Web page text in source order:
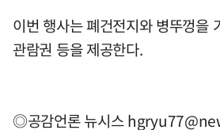
이번 행사는 폐건전지와 병뚜껑을
관람권 등을 제공한다.
◎공감언론 뉴시스